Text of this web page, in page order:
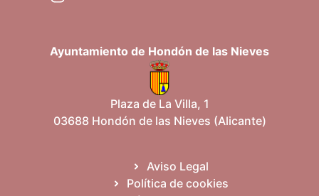
Ayuntamiento de Hondón de las Nieves
Plaza de La Villa, 1
03688 Hondón de las Nieves (Alicante)
Aviso Legal
Política de cookies